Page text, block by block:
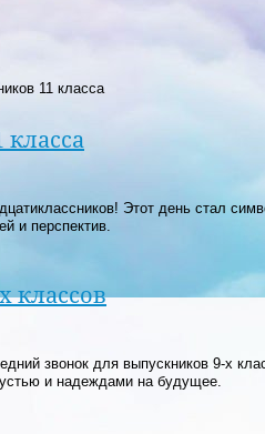
11 класса
Этот день стал
и перспектив.
классов
звонок для выпускников 9-х
и надеждами на будущее.